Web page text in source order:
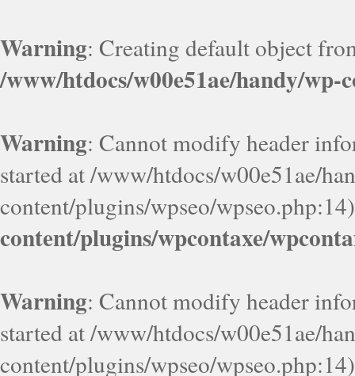
Warning: Creating default object
/www/htdocs/w00e51ae/handy/wp-
Warning: Cannot modify header
started at /www/htdocs/w00e51ae/
content/plugins/wpseo/
content/plugins/wpcontaxe/
Warning: Cannot modify header
started at /www/htdocs/w00e51ae/
content/plugins/wpseo/